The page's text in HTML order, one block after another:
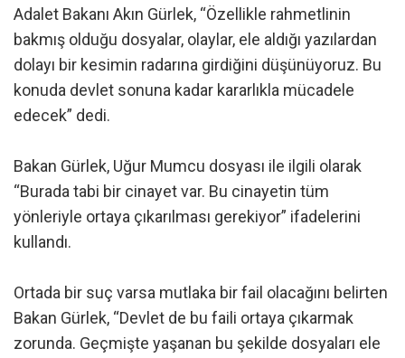
Adalet Bakanı Akın Gürlek, “Özellikle rahmetlinin
bakmış olduğu dosyalar, olaylar, ele aldığı yazılardan
dolayı bir kesimin radarına girdiğini düşünüyoruz. Bu
konuda devlet sonuna kadar kararlıkla mücadele
edecek” dedi.
Bakan Gürlek, Uğur Mumcu dosyası ile ilgili olarak
“Burada tabi bir cinayet var. Bu cinayetin tüm
yönleriyle ortaya çıkarılması gerekiyor” ifadelerini
kullandı.
Ortada bir suç varsa mutlaka bir fail olacağını belirten
Bakan Gürlek, “Devlet de bu faili ortaya çıkarmak
zorunda. Geçmişte yaşanan bu şekilde dosyaları ele